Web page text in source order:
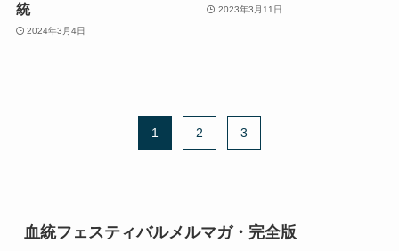
統
2024年3月4日
2023年3月11日
1 2 3
血統フェスティバルメルマガ・完全版